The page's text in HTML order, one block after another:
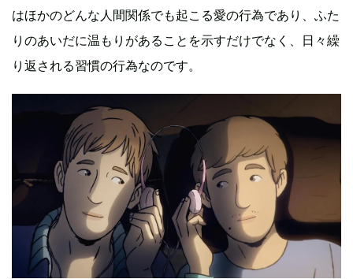
はほかのどんな人間関係でも起こる愛の行為であり、ふた
りのあいだに温もりがあることを示すだけでなく、日々繰
り返される習慣の行為なのです。